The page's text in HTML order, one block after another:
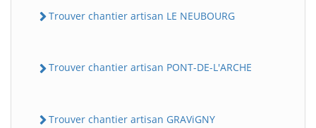
Trouver chantier artisan LE NEUBOURG
Trouver chantier artisan PONT-DE-L'ARCHE
Trouver chantier artisan GRAViGNY